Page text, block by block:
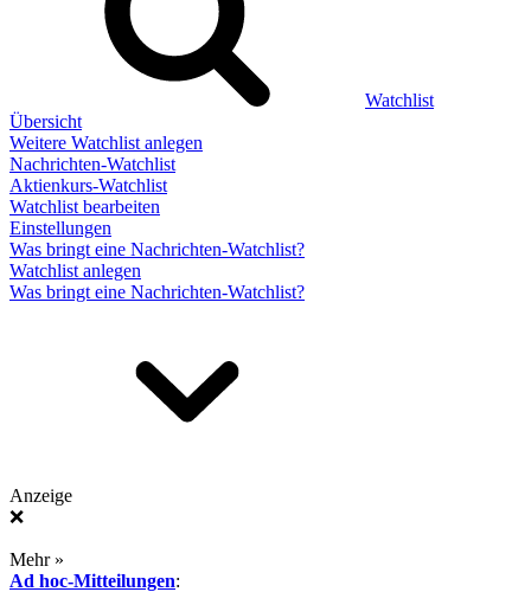
Watchlist
Übersicht
Weitere Watchlist anlegen
Nachrichten-Watchlist
Aktienkurs-Watchlist
Watchlist bearbeiten
Einstellungen
Was bringt eine Nachrichten-Watchlist?
Watchlist anlegen
Was bringt eine Nachrichten-Watchlist?
Anzeige
❌
Mehr »
Ad hoc-Mitteilungen: